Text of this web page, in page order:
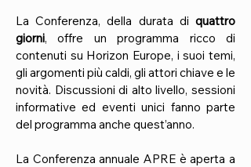
La Conferenza, della durata di quattro
giorni, offre un programma ricco di
contenuti su Horizon Europe, i suoi temi,
gli argomenti più caldi, gli attori chiave e le
novità. Discussioni di alto livello, sessioni
informative ed eventi unici fanno parte
del programma anche quest’anno.
La Conferenza annuale APRE è aperta a